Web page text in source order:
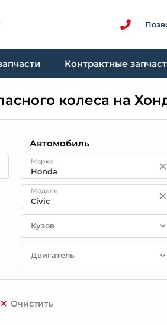
Контрактные
колеса на
Автомобиль
Марка
Модель
Кузов
Двигатель
Очистить